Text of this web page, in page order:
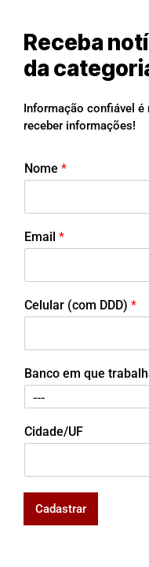
Receba
da
Informação confiável é
receber informações!
Nome *
Email *
Celular (com DDD) *
Banco em que
Cidade/UF
Cadastrar